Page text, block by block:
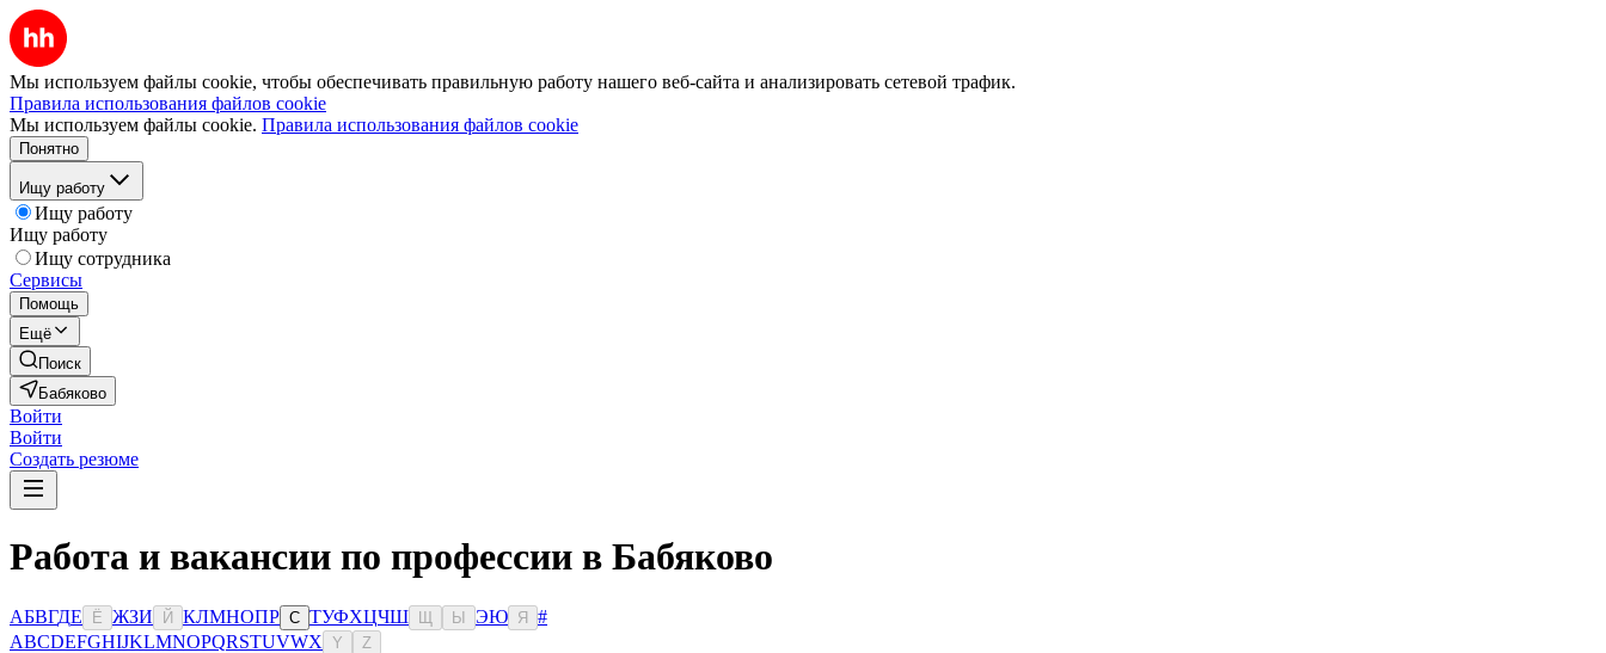
Мы используем файлы cookie, чтобы обеспечивать правильную работу нашего веб-сайта и анализировать сетевой трафик.
Правила использования файлов cookie
Мы используем файлы cookie. Правила использования файлов cookie
Понятно
Ищу работу
Ищу работу
Ищу работу
Ищу сотрудника
Сервисы
Помощь
Ещё
Поиск
Бабяково
Войти
Войти
Создать резюме
Работа и вакансии по профессии в Бабяково
АБВГДЕ Ё ЖЗИ Й КЛМНОПР С ТУФХЦЧШ Ы ЭЮ Я
#
ABCDEFGHIJKLMNOPQRSTUVWX Y Z